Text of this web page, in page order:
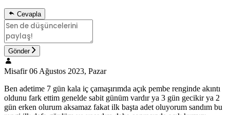
Cevapla
Gönder
Misafir 06 Ağustos 2023, Pazar
Ben adetime 7 gün kala iç çamaşırımda açık pembe renginde akıntı
oldunu fark ettim genelde sabit günüm vardır ya 3 gün gecikir ya 2
gün erken olurum aksamaz fakat ilk başta adet oluyorum sandım bu